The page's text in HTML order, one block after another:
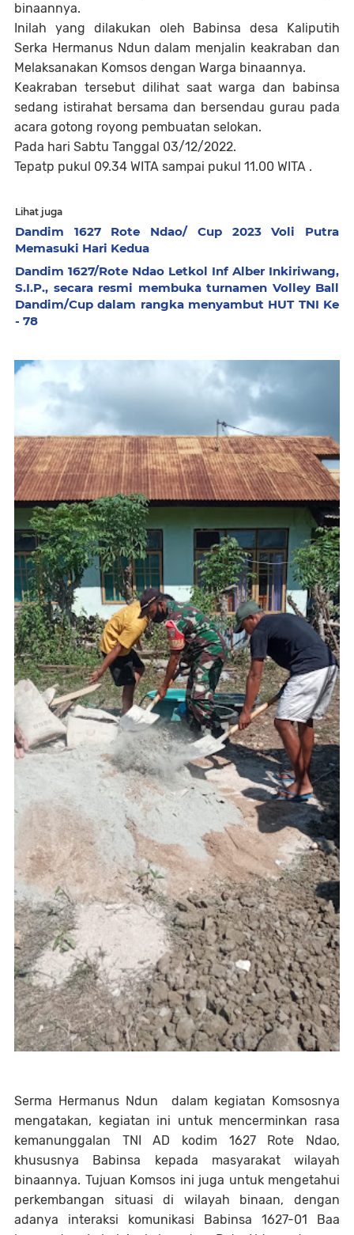
binaannya.
Inilah yang dilakukan oleh Babinsa desa Kaliputih
Serka Hermanus Ndun dalam menjalin keakraban dan
Melaksanakan Komsos dengan Warga binaannya.
Keakraban tersebut dilihat saat warga dan babinsa
sedang istirahat bersama dan bersendau gurau pada
acara gotong royong pembuatan selokan.
Pada hari Sabtu Tanggal 03/12/2022.
Tepatp pukul 09.34 WITA sampai pukul 11.00 WITA .
Lihat juga
Dandim 1627 Rote Ndao/ Cup 2023 Voli Putra
Memasuki Hari Kedua
Dandim 1627/Rote Ndao Letkol Inf Alber Inkiriwang,
S.I.P., secara resmi membuka turnamen Volley Ball
Dandim/Cup dalam rangka menyambut HUT TNI Ke
- 78
Serma Hermanus Ndun dalam kegiatan Komsosnya
mengatakan, kegiatan ini untuk mencerminkan rasa
kemanunggalan TNI AD kodim 1627 Rote Ndao,
khususnya Babinsa kepada masyarakat wilayah
binaannya. Tujuan Komsos ini juga untuk mengetahui
perkembangan situasi di wilayah binaan, dengan
adanya interaksi komunikasi Babinsa 1627-01 Baa